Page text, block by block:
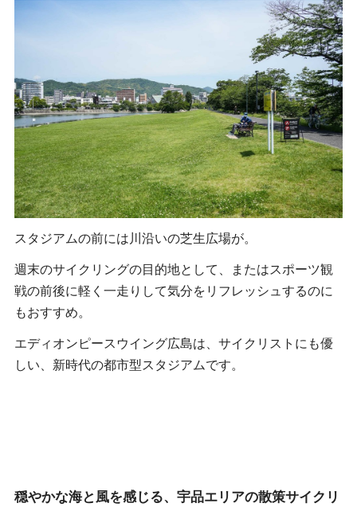
スタジアムの前には川沿いの芝生広場が。
週末のサイクリングの目的地として、またはスポーツ観
戦の前後に軽く一走りして気分をリフレッシュするのに
もおすすめ。
エディオンピースウイング広島は、サイクリストにも優
しい、新時代の都市型スタジアムです。
穏やかな海と風を感じる、宇品エリアの散策サイクリ